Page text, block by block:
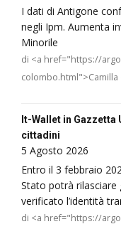
I dati di Antigone
negli Ipm. Aumenta
Minorile
di <a href="https://
It-Wallet in
cittadini
5 Agosto 2026
Entro il 3 febbraio
Stato potrà
verificato l’identità
di <a href="https://